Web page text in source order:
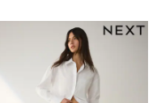
Tops & T-Shirts
Tracksuits
New In
Party Dresses
Floral Dresses